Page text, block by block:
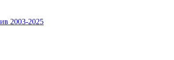
2003-2025